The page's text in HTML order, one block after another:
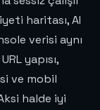
haritası, AI
verisi aynı
yapısı,
ve mobil
halde iyi